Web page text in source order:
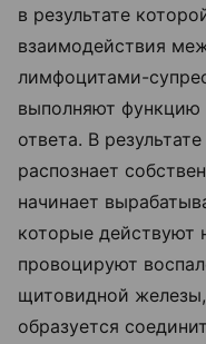
в результате
взаимодействия
лимфоцитами-
выполняют функцию
ответа. В
распознает
начинает
которые действуют
провоцируют
щитовидной железы,
образуется